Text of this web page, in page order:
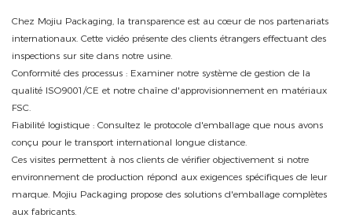
Chez Mojiu Packaging, la transparence est au cœur de nos partenariats
internationaux. Cette vidéo présente des clients étrangers effectuant des
inspections sur site dans notre usine.
Conformité des processus : Examiner notre système de gestion de la
qualité ISO9001/CE et notre chaîne d'approvisionnement en matériaux
FSC.
Fiabilité logistique : Consultez le protocole d'emballage que nous avons
conçu pour le transport international longue distance.
Ces visites permettent à nos clients de vérifier objectivement si notre
environnement de production répond aux exigences spécifiques de leur
marque. Mojiu Packaging propose des solutions d'emballage complètes
aux fabricants.